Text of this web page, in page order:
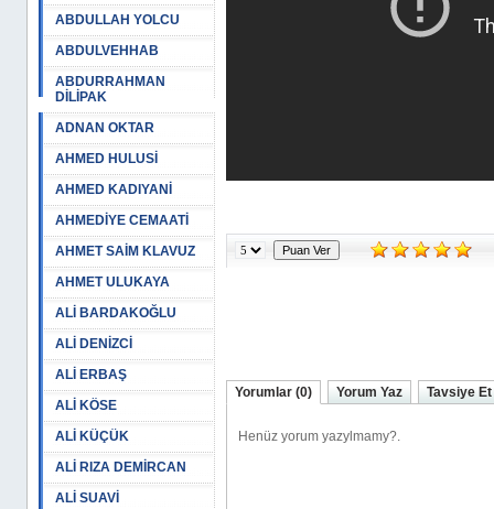
ABDULLAH YOLCU
ABDULVEHHAB
ABDURRAHMAN
DİLİPAK
ADNAN OKTAR
AHMED HULUSİ
AHMED KADIYANİ
AHMEDİYE CEMAATİ
AHMET SAİM KLAVUZ
AHMET ULUKAYA
ALİ BARDAKOĞLU
ALİ DENİZCİ
ALİ ERBAŞ
ALİ KÖSE
ALİ KÜÇÜK
ALİ RIZA DEMİRCAN
ALİ SUAVİ
Yorumlar (0) Yorum Yaz Tavsiye Et